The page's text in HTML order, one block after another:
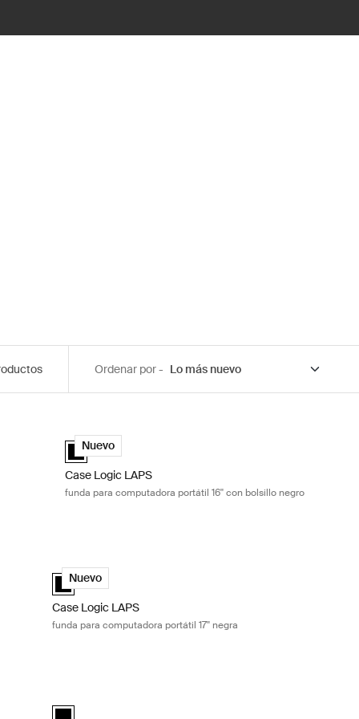
Ordenar por -
negra Black
(selected)
Case Logic LAPS funda para computadora portátil 16''
Nuevo
Case Logic LAPS laptop sleeve 16'' with pocket Negro
Case Logic LAPS
funda para computadora portátil 16'' con bolsillo negro
portátil 13'' negra Black
Case Logic LAPS funda para computadora portátil 17'' negra
Nuevo
Case Logic LAPS laptop sleeve 17'' Negro (selected)
Case Logic LAPS
funda para computadora portátil 17'' negra
black (selected)